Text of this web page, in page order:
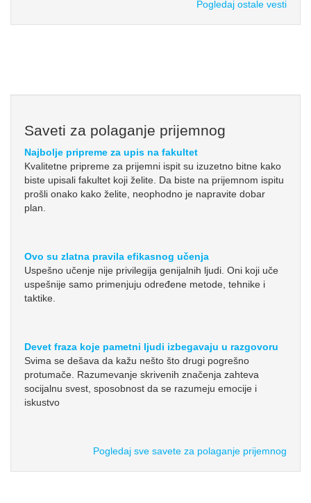
Pogledaj ostale vesti
Saveti za polaganje prijemnog
Najbolje pripreme za upis na fakultet
Kvalitetne pripreme za prijemni ispit su izuzetno bitne kako
biste upisali fakultet koji želite. Da biste na prijemnom ispitu
prošli onako kako želite, neophodno je napravite dobar
plan.
Ovo su zlatna pravila efikasnog učenja
Uspešno učenje nije privilegija genijalnih ljudi. Oni koji uče
uspešnije samo primenjuju određene metode, tehnike i
taktike.
Devet fraza koje pametni ljudi izbegavaju u razgovoru
Svima se dešava da kažu nešto što drugi pogrešno
protumače. Razumevanje skrivenih značenja zahteva
socijalnu svest, sposobnost da se razumeju emocije i
iskustvo
Pogledaj sve savete za polaganje prijemnog